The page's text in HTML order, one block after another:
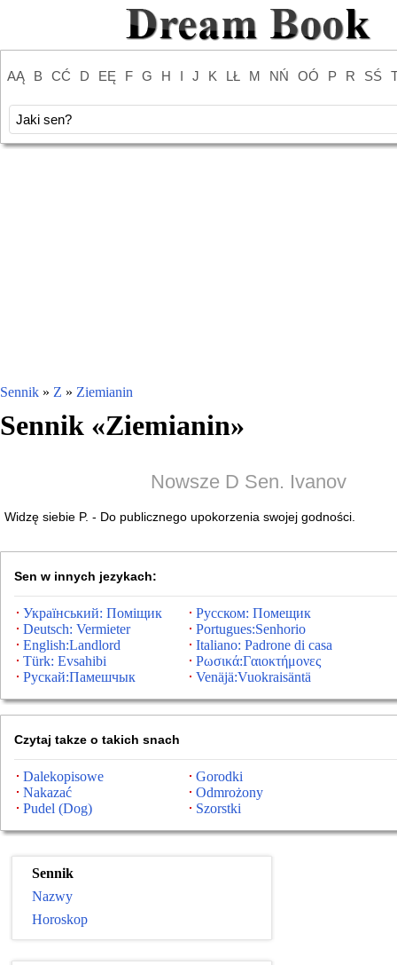
AĄ B CĆ D EĘ F G H I J K LŁ M NŃ OÓ P R SŚ
Sennik » Z » Ziemianin
Sennik «Ziemianin»
Nowsze D Sen. Ivanov
Widzę siebie P. - Do publicznego upokorzenia swojej godności.
Sen w innych jezykach:
Український: Поміщик
Русском: Помещик
Deutsch: Vermieter
Portugues:Senhorio
English:Landlord
Italiano: Padrone di casa
Türk: Evsahibi
Ρωσικά:Γαιοκτήμονες
Рускай:Памешчык
Venäjä:Vuokraisäntä
Czytaj takze o takich snach
Dalekopisowe
Gorodki
Nakazać
Odmrożony
Pudel (Dog)
Szorstki
Sennik
Nazwy
Horoskop